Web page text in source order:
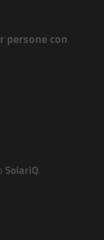
persone con
SolariQ.